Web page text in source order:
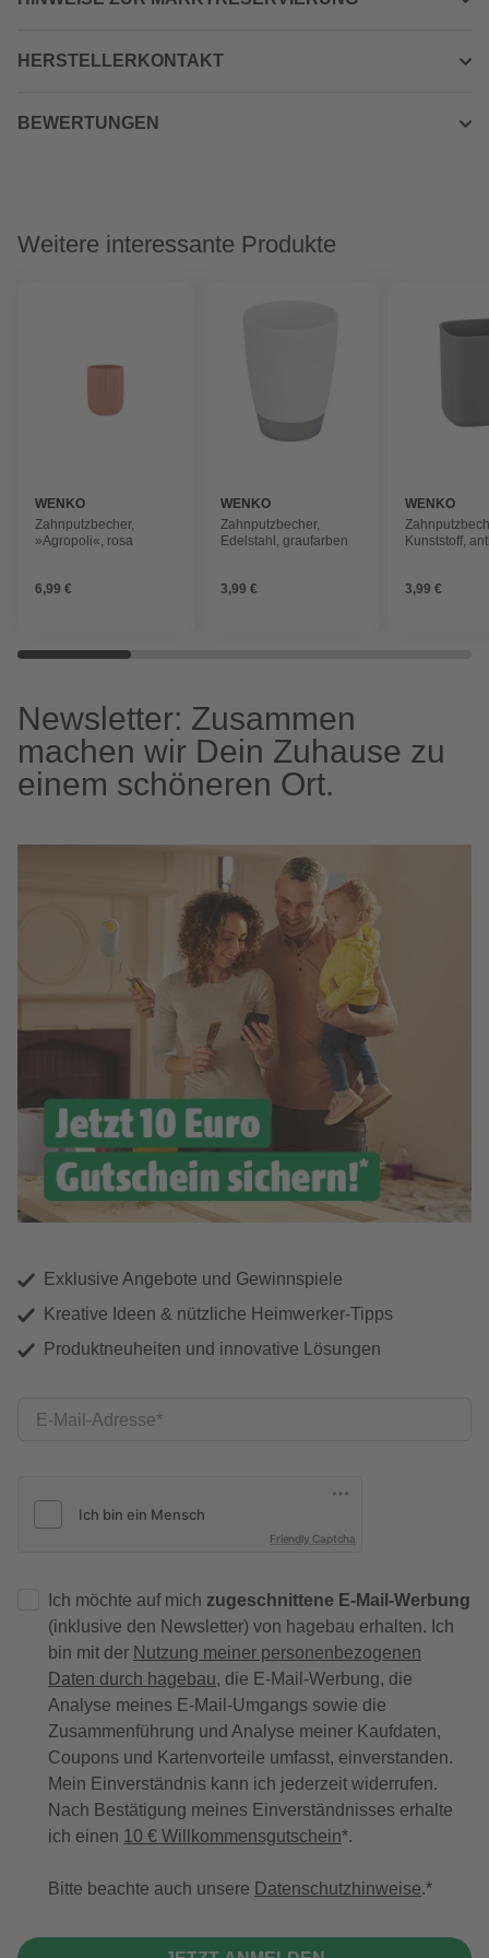
HERSTELLERKONTAKT
BEWERTUNGEN
Weitere interessante Produkte
WENKO
Zahnputzbecher,
»Agropoli«, rosa
6,99 €
WENKO
Zahnputzbecher,
Edelstahl, graufarben
3,99 €
WENKO
Kunststoff,
3,99 €
Newsletter: Zusammen
machen wir Dein Zuhause zu
einem schöneren Ort.
Exklusive Angebote und Gewinnspiele
Kreative Ideen & nützliche Heimwerker-Tipps
Produktneuheiten und innovative Lösungen
E-Mail-Adresse
Friendly Captcha
Ich möchte auf mich zugeschnittene E-Mail-Werbung
(inklusive den Newsletter) von hagebau erhalten. Ich
bin mit der Nutzung meiner personenbezogenen
Daten durch hagebau, die E-Mail-Werbung, die
Analyse meines E-Mail-Umgangs sowie die
Zusammenführung und Analyse meiner Kaufdaten,
Coupons und Kartenvorteile umfasst, einverstanden.
Mein Einverständnis kann ich jederzeit widerrufen.
Nach Bestätigung meines Einverständnisses erhalte
ich einen 10 € Willkommensgutschein*.
Bitte beachte auch unsere Datenschutzhinweise.